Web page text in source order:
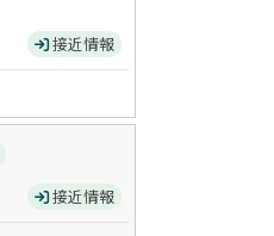
接近情報
接近情報